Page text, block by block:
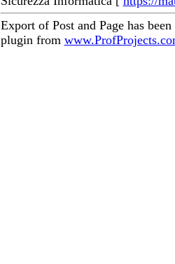
Export of Post and Page has
plugin from